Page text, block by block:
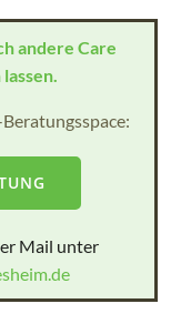
andere Care
Mail unter